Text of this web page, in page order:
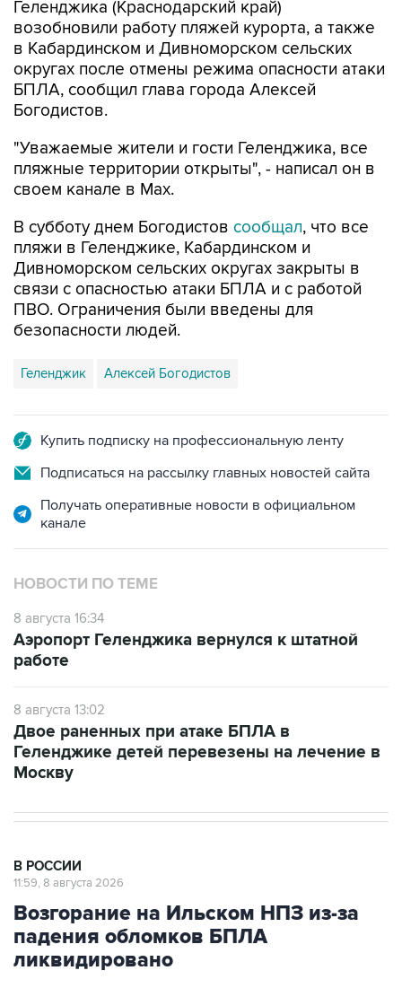
Геленджика (Краснодарский край)
возобновили работу пляжей курорта, а также
в Кабардинском и Дивноморском сельских
округах после отмены режима опасности атаки
БПЛА, сообщил глава города Алексей
Богодистов.
"Уважаемые жители и гости Геленджика, все
пляжные территории открыты", - написал он в
своем канале в Max.
В субботу днем Богодистов сообщал, что все
пляжи в Геленджике, Кабардинском и
Дивноморском сельских округах закрыты в
связи с опасностью атаки БПЛА и с работой
ПВО. Ограничения были введены для
безопасности людей.
Геленджик Алексей Богодистов
Купить подписку на профессиональную ленту
Подписаться на рассылку главных новостей сайта
Получать оперативные новости в официальном
канале
НОВОСТИ ПО ТЕМЕ
8 августа 16:34
Аэропорт Геленджика вернулся к штатной
работе
8 августа 13:02
Двое раненных при атаке БПЛА в
Геленджике детей перевезены на лечение в
Москву
В РОССИИ
11:59, 8 августа 2026
Возгорание на Ильском НПЗ из-за
падения обломков БПЛА
ликвидировано